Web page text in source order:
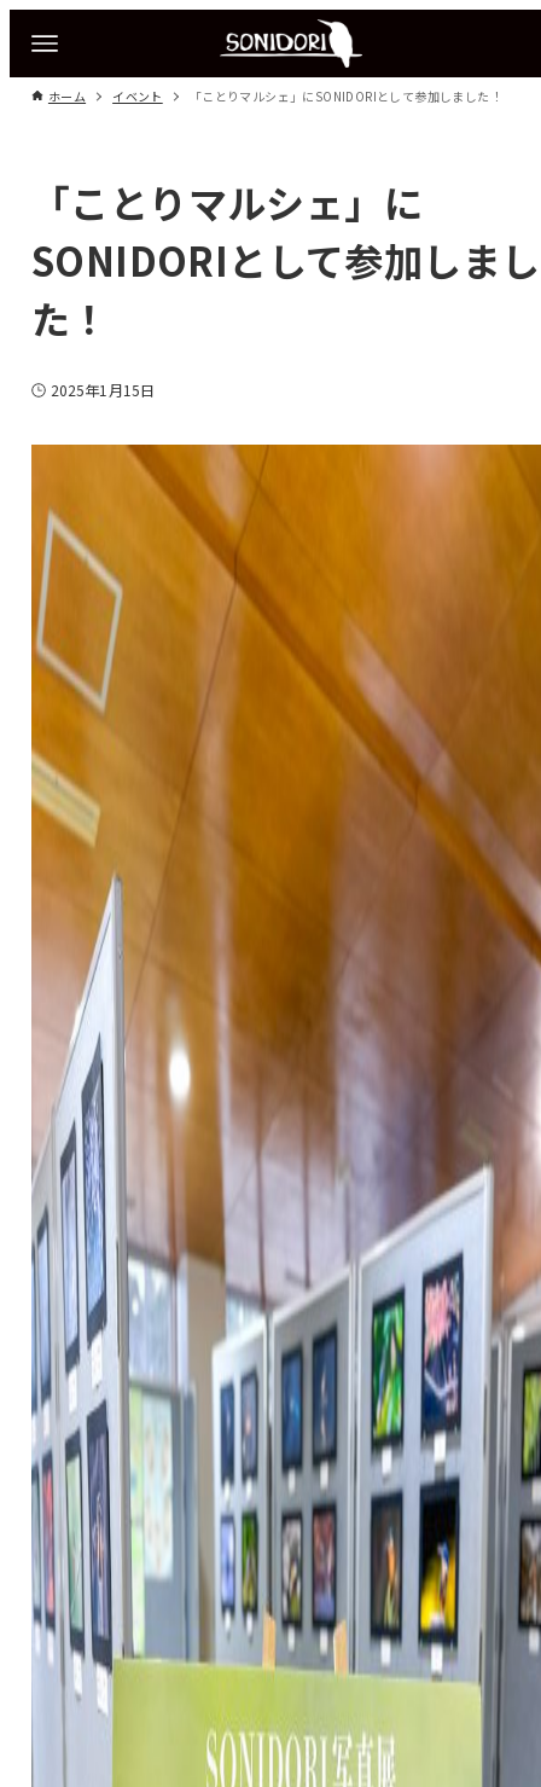
ホーム イベント 「ことりマルシェ」にSONIDORIとして参加しました！
「ことりマルシェ」に
SONIDORIとして参加しまし
た！
2025年1月15日